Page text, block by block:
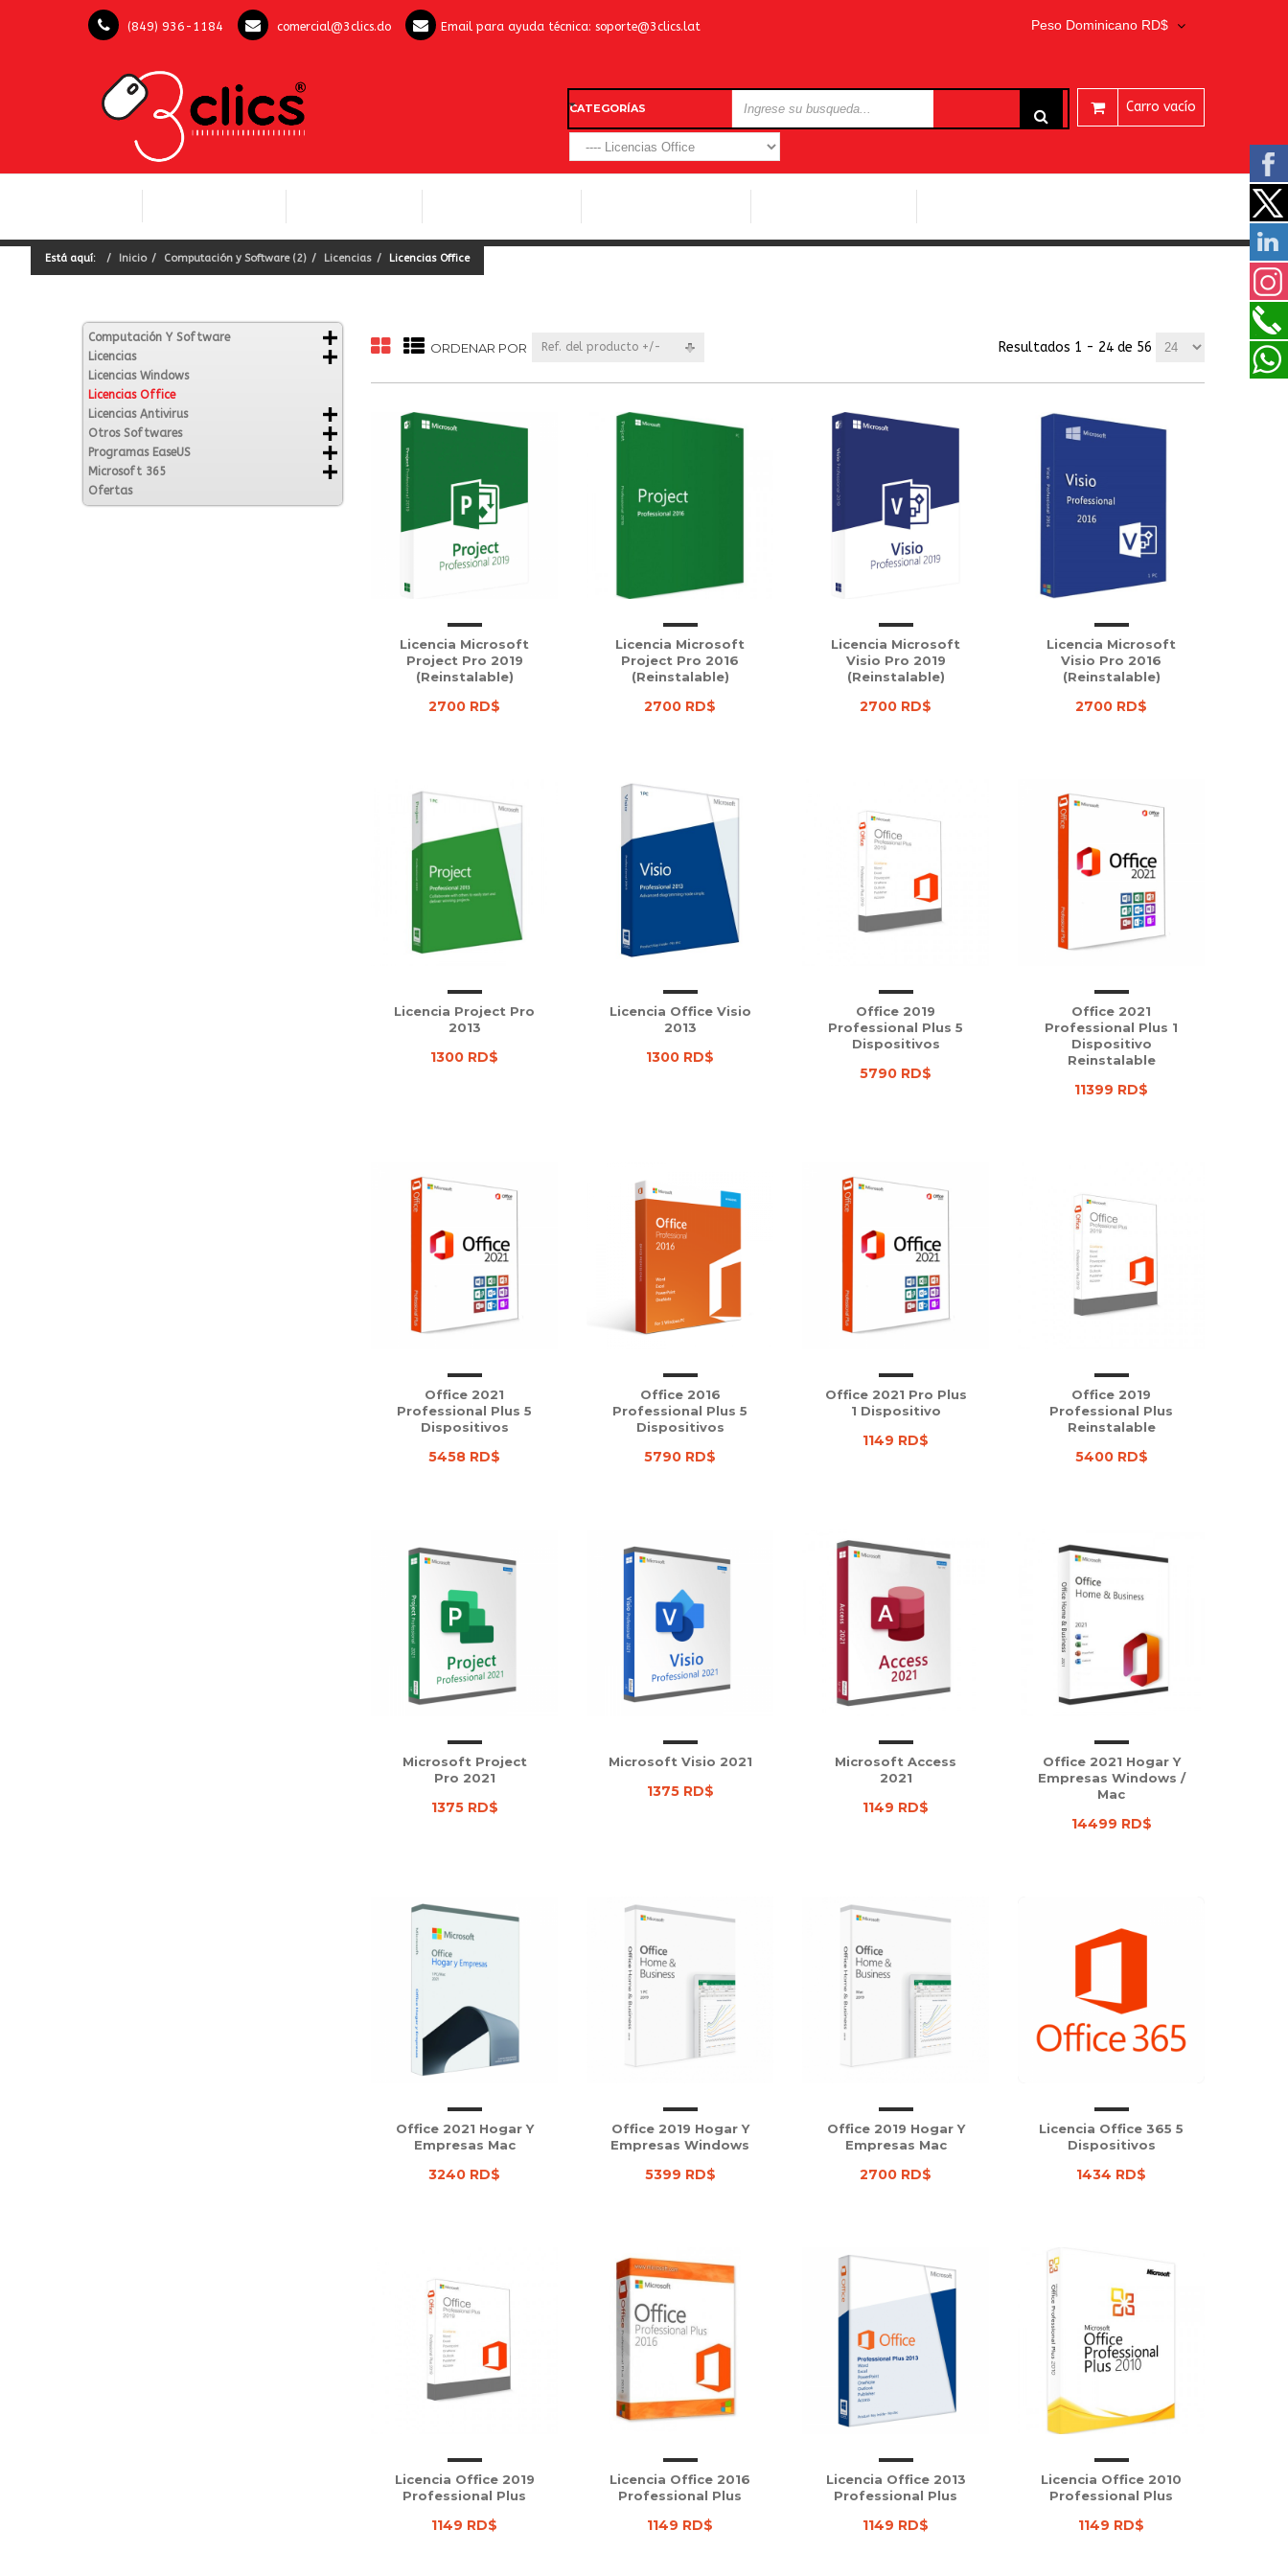
(849) 936-1184 comercial@3clics.do Email para ayuda técnica: soporte@3clics.lat Peso Dominicano RD$
Carro vacío
CATEGORÍAS
Está aquí: Inicio Computación y Software (2) Licencias Licencias Office
Computación Y Software
Licencias
Licencias Windows
Licencias Office
Licencias Antivirus
Otros Softwares
Programas EaseUS
Microsoft 365
Ofertas
ORDENAR POR Ref. del producto +/- Resultados 1 - 24 de 56
Licencia Microsoft
Project Pro 2019
(Reinstalable)
2700 RD$
Licencia Microsoft
Project Pro 2016
(Reinstalable)
2700 RD$
Licencia Microsoft
Visio Pro 2019
(Reinstalable)
2700 RD$
Licencia Microsoft
Visio Pro 2016
(Reinstalable)
2700 RD$
Licencia Project Pro
2013
1300 RD$
Licencia Office Visio
2013
1300 RD$
Office 2019
Professional Plus 5
Dispositivos
5790 RD$
Office 2021
Professional Plus 1
Dispositivo
Reinstalable
11399 RD$
Office 2021
Professional Plus 5
Dispositivos
5458 RD$
Office 2016
Professional Plus 5
Dispositivos
5790 RD$
Office 2021 Pro Plus
1 Dispositivo
1149 RD$
Office 2019
Professional Plus
Reinstalable
5400 RD$
Microsoft Project
Pro 2021
1375 RD$
Microsoft Visio 2021
1375 RD$
Microsoft Access
2021
1149 RD$
Office 2021 Hogar Y
Empresas Windows /
Mac
14499 RD$
Office 2021 Hogar Y
Empresas Mac
3240 RD$
Office 2019 Hogar Y
Empresas Windows
5399 RD$
Office 2019 Hogar Y
Empresas Mac
2700 RD$
Licencia Office 365 5
Dispositivos
1434 RD$
Licencia Office 2019
Professional Plus
1149 RD$
Licencia Office 2016
Professional Plus
1149 RD$
Licencia Office 2013
Professional Plus
1149 RD$
Licencia Office 2010
Professional Plus
1149 RD$